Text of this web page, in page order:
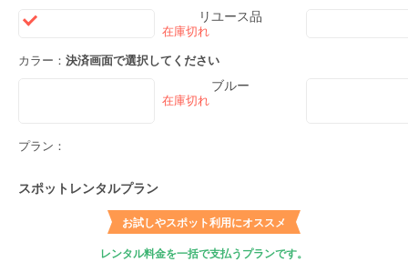
リユース品
カラー： 決済画面で選択してください
ブルー
プラン：
スポットレンタルプラン
お試しやスポット利用にオススメ
レンタル料金を一括で支払うプランです。